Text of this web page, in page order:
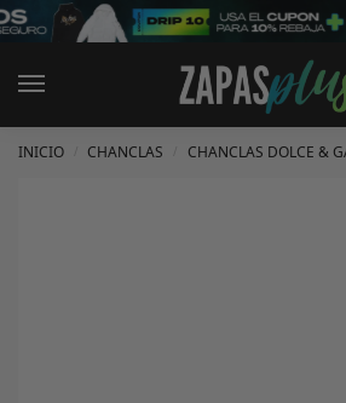
INICIO CHANCLAS CHANCLAS DOLCE &